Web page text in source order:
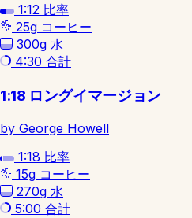
1:12 比率
25g コーヒー
300g 水
4:30 合計
1:18 ロングイマージョン
by George Howell
1:18 比率
15g コーヒー
270g 水
5:00 合計